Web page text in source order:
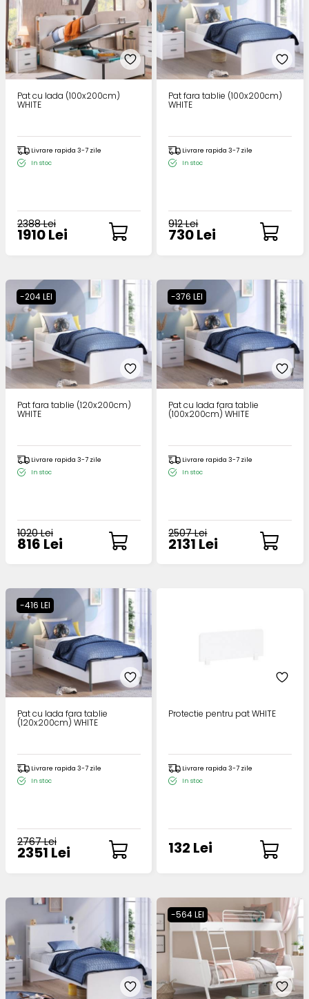
Pat cu lada (100x200cm)
WHITE
Livrare rapida 3-7 zile
In stoc
2388 Lei
1910 Lei
Pat fara tablie (100x200cm)
WHITE
Livrare rapida 3-7 zile
In stoc
912 Lei
730 Lei
-204 LEI
Pat fara tablie (120x200cm)
WHITE
Livrare rapida 3-7 zile
In stoc
1020 Lei
816 Lei
-376 LEI
Pat cu lada fara tablie
(100x200cm) WHITE
Livrare rapida 3-7 zile
In stoc
2507 Lei
2131 Lei
-416 LEI
Pat cu lada fara tablie
(120x200cm) WHITE
Livrare rapida 3-7 zile
In stoc
2767 Lei
2351 Lei
Protectie pentru pat WHITE
Livrare rapida 3-7 zile
In stoc
132 Lei
-564 LEI